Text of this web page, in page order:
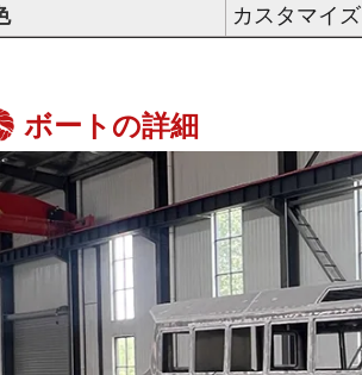
カスタマイズ
ボートの詳細